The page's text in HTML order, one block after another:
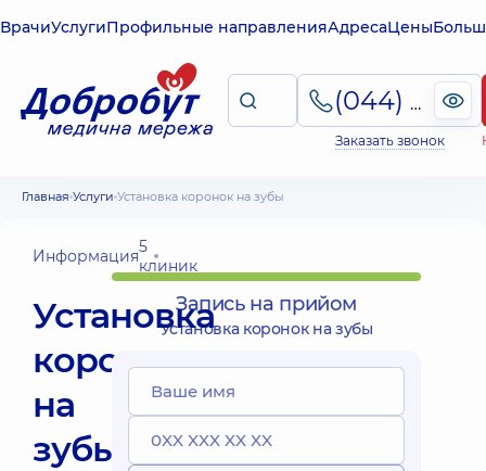
ВрачиУслугиПрофильные направленияАдресаЦены
(044) 495-2-888
Заказать звонок
Главная Услуги Установка коронок на зубы
Информация5
клиник
Установка
коронок
на
зубы
Запись на прийом
Установка коронок на зубы